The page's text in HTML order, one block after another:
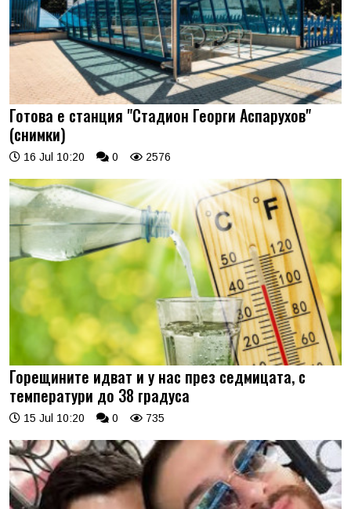
Готова е станция "Стадион Георги Аспарухов"
(снимки)
16 Jul 10:20 0 2576
Горещините идват и у нас през седмицата, с
температури до 38 градуса
15 Jul 10:20 0 735